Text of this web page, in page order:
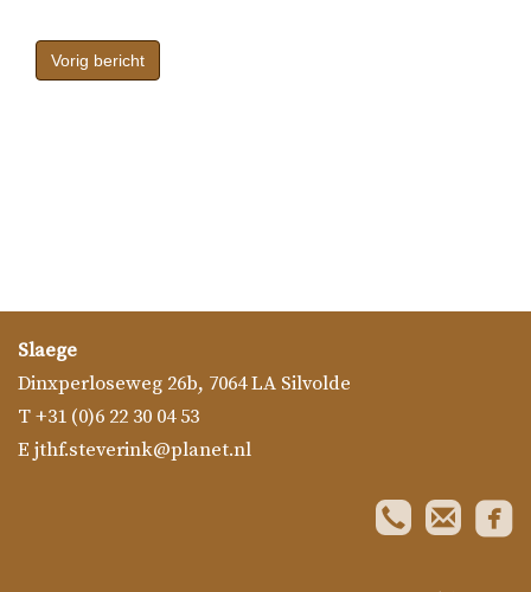
navigatie
Vorig bericht
Slaege
Dinxperloseweg 26b, 7064 LA Silvolde
T+31 (0)6 22 30 04 53
E jthf.steverink@planet.nl
